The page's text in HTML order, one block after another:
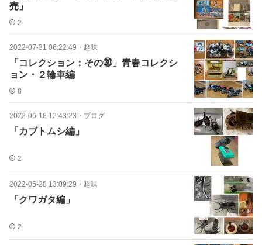
売」
2
2022-07-31 06:22:49 ・ 趣味
「コレクション：その㉚」青春コレクシ
ョン・２輪車編
8
2022-06-18 12:43:23 ・ ブログ
「カブトムシ編」
2
2022-05-28 13:09:29 ・ 趣味
「クワガタ編」
2